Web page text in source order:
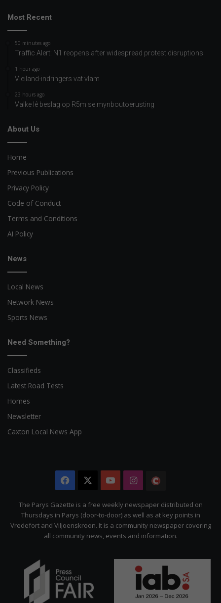
Most Recent
50 minutes ago
Traffic Alert: N1 reopens after widespread protest disruptions
1 hour ago
Vleiland-indringers vat vlam
23 hours ago
Valke lê beslag op R5m se mynboutoerusting
About Us
Home
Previous Publications
Privacy Policy
Code of Conduct
Terms and Conditions
AI Policy
News
Local News
Network News
Sports News
Need Something?
Classifieds
Latest Road Tests
Homes
Newsletter
Caxton Local News App
Facebook YouTubeInstagram
Citizen
The Parys Gazette is a free weekly newspaper distributed on
Thursdays in Parys (door-to-door) as well as at key points in
Vredefort and Viljoenskroon. It is a community newspaper covering
all community news, events and information.